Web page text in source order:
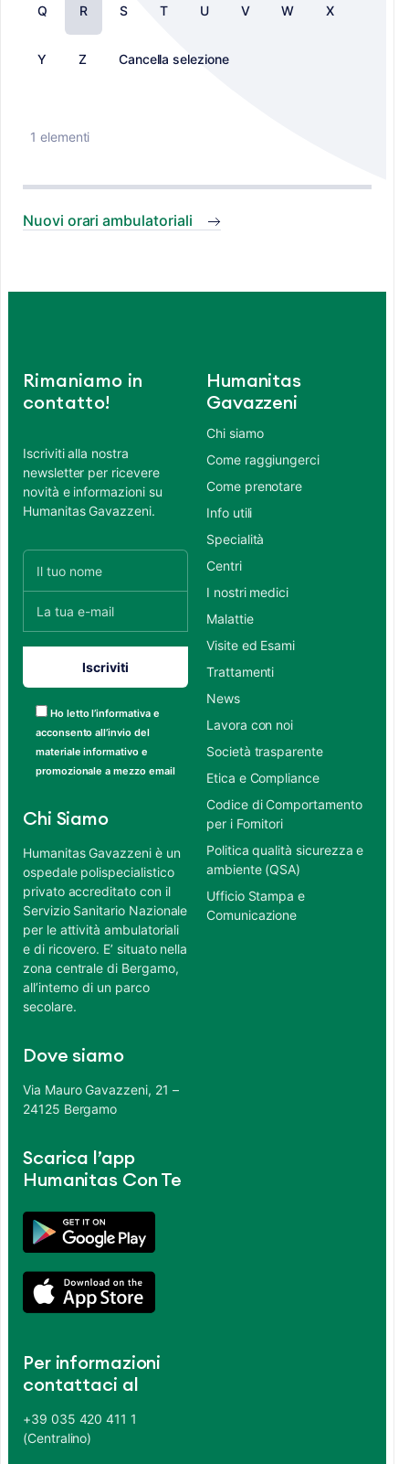
Q R S T U V W X
Y Z Cancella selezione
1 elementi
Nuovi orari ambulatoriali
Rimaniamo in
contatto!
Iscriviti alla nostra
newsletter per ricevere
novità e informazioni su
Humanitas Gavazzeni.
Ho letto l’informativa e
acconsento all’invio del
materiale informativo e
promozionale a mezzo email
Chi Siamo
Humanitas Gavazzeni è un
ospedale polispecialistico
privato accreditato con il
Servizio Sanitario Nazionale
per le attività ambulatoriali
e di ricovero. E’ situato nella
zona centrale di Bergamo,
all’interno di un parco
secolare.
Dove siamo
Via Mauro Gavazzeni, 21 –
24125 Bergamo
Scarica l’app
Humanitas Con Te
Per informazioni
contattaci al
+39 035 420 411 1
(Centralino)
Humanitas
Gavazzeni
Chi siamo
Come raggiungerci
Come prenotare
Info utili
Specialità
Centri
I nostri medici
Malattie
Visite ed Esami
Trattamenti
News
Lavora con noi
Società trasparente
Etica e Compliance
Codice di Comportamento
per i Fornitori
Politica qualità sicurezza e
ambiente (QSA)
Ufficio Stampa e
Comunicazione